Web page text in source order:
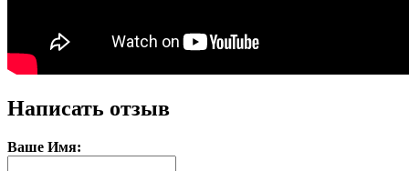
Написать отзыв
Ваше Имя: